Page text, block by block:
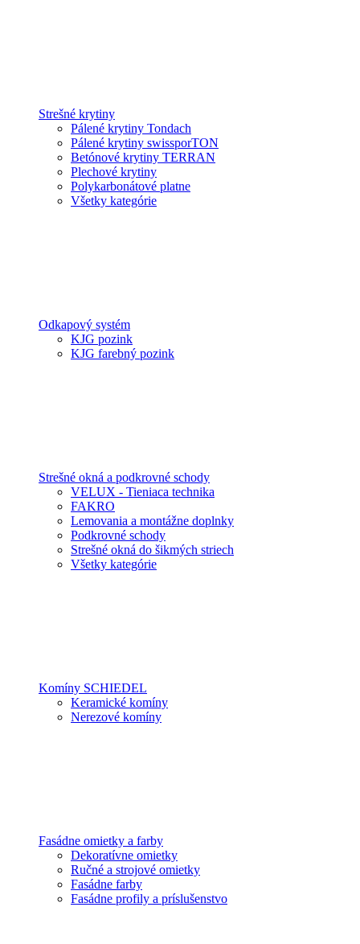
Strešné krytiny
Pálené krytiny Tondach
Pálené krytiny swissporTON
Betónové krytiny TERRAN
Plechové krytiny
Polykarbonátové platne
Všetky kategórie
Odkapový systém
KJG pozink
KJG farebný pozink
Strešné okná a podkrovné schody
VELUX - Tieniaca technika
FAKRO
Lemovania a montážne doplnky
Podkrovné schody
Strešné okná do šikmých striech
Všetky kategórie
Komíny SCHIEDEL
Keramické komíny
Nerezové komíny
Fasádne omietky a farby
Dekoratívne omietky
Ručné a strojové omietky
Fasádne farby
Fasádne profily a príslušenstvo